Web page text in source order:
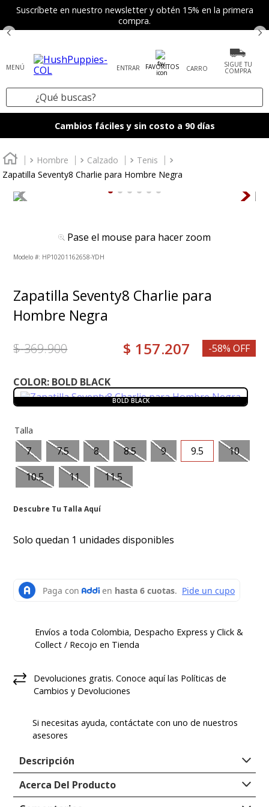
Suscríbete en nuestro newsletter y obtén 15% en la primera
compra.
ENTRAR FAVORITOS SIGUE TU
COMPRA
¿Qué buscas?
Cambios fáciles y sin costo a 90 días
Hombre Calzado
Tenis
Zapatilla Seventy8 Charlie para Hombre Negra
Pase el mouse para hacer zoom
: HP10201162658-YDH
Zapatilla Seventy8 Charlie para
Hombre Negra
$369.900 $ 157.207 -58% OFF
COLOR: BOLD BLACK
BOLD BLACK
Talla
10
10.5
11 11.5
7 8
7.5 8.5 9 9.5
Descubre Tu Talla Aquí
Solo quedan 1 unidades disponibles
Envíos a toda Colombia, Despacho Express y Click &
Collect / Recojo en Tienda
Devoluciones gratis. Conoce aquí las Políticas de
Cambios y Devoluciones
Si necesitas ayuda, contáctate con uno de nuestros
asesores
Descripción
Hush Puppies llega esta temporada plasmando toda
la moda, estilo y comodidad que necesitas en tu día a
Acerca Del Producto
Tipo
1.
zapatos mujer
2
tenis mujer
3.
zapatos hombre
4.
mocasines
7.
accesorios